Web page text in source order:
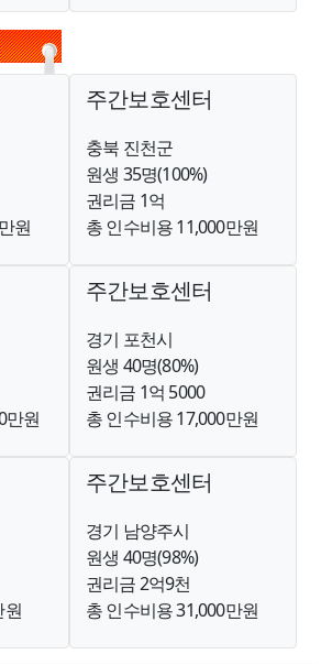
원
주간보호센터
충북 진천군
원생 35명(100%)
권리금 1억
총 인수비용 11,000만원
만원
주간보호센터
경기 포천시
원생 40명(80%)
권리금 1억 5000
총 인수비용 17,000만원
원
주간보호센터
경기 남양주시
원생 40명(98%)
권리금 2억9천
총 인수비용 31,000만원